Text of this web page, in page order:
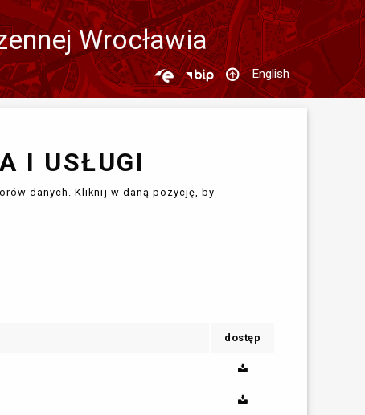
Wrocławia
English
I USŁUGI
danych. Kliknij w daną pozycję, by
dostęp